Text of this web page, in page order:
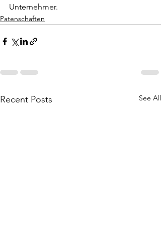
Unternehmer.
Patenschaften
Recent Posts See All